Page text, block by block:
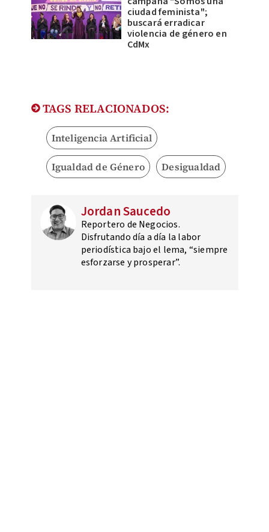
ciudad feminista";
buscará erradicar
violencia de género en
CdMx
TAGS RELACIONADOS:
Inteligencia Artificial
Igualdad de Género Desigualdad
Jordan Saucedo
Reportero de Negocios.
Disfrutando día a día la labor
periodística bajo el lema, “siempre
esforzarse y prosperar”.